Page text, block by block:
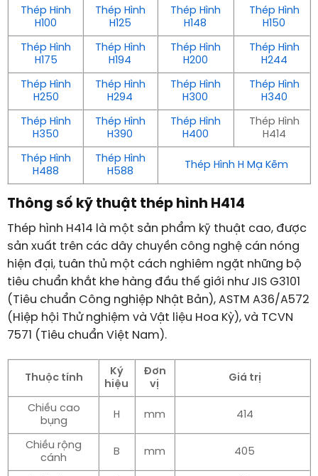
Thép Hinh
H100
Thép Hình
H125
Thép Hình
H148
Thép Hình
H150
Thép Hình
H175
Thép Hình
H194
Thép Hình
H200
Thép Hình
H244
Thép Hình
H250
Thép Hình
H294
Thép Hình
H300
Thép Hình
H340
Thép Hình
H350
Thép Hình
H390
Thép Hình
H400
Thép Hình
H414
Thép Hình
H488
Thép Hình
H588
Thép Hình H Mạ Kẽm
Thông số kỹ thuật thép hình H414
Thép hình H414 là một sản phẩm kỹ thuật cao, được
sản xuất trên các dây chuyền công nghệ cán nóng
hiện đại, tuân thủ một cách nghiêm ngặt những bộ
tiêu chuẩn khắt khe hàng đầu thế giới như JIS G3101
(Tiêu chuẩn Công nghiệp Nhật Bản), ASTM A36/A572
(Hiệp hội Thử nghiệm và Vật liệu Hoa Kỳ), và TCVN
7571 (Tiêu chuẩn Việt Nam).
Thuộc tính
Ký
hiệu
Đơn
vị
Giá trị
Chiều cao
bụng
H mm 414
Chiều rộng
cánh
B mm 405